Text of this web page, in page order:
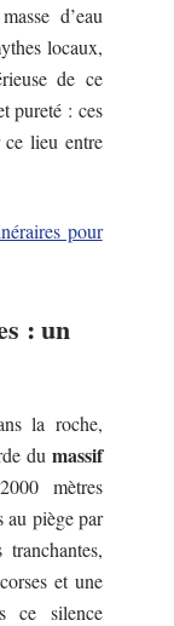
d’eau
locaux,
de ce
pureté : ces
ce lieu entre
pour
: un
la roche,
du massif
mètres
piège par
et une
ce silence